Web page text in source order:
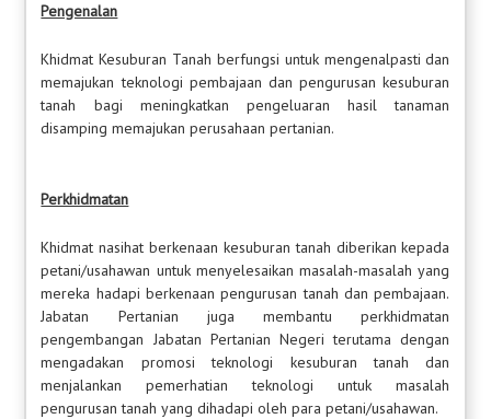
Pengenalan
Khidmat Kesuburan Tanah berfungsi untuk mengenalpasti dan
memajukan teknologi pembajaan dan pengurusan kesuburan
tanah bagi meningkatkan pengeluaran hasil tanaman
disamping memajukan perusahaan pertanian.
Perkhidmatan
Khidmat nasihat berkenaan kesuburan tanah diberikan kepada
petani/usahawan untuk menyelesaikan masalah-masalah yang
mereka hadapi berkenaan pengurusan tanah dan pembajaan.
Jabatan Pertanian juga membantu perkhidmatan
pengembangan Jabatan Pertanian Negeri terutama dengan
mengadakan promosi teknologi kesuburan tanah dan
menjalankan pemerhatian teknologi untuk masalah
pengurusan tanah yang dihadapi oleh para petani/usahawan.